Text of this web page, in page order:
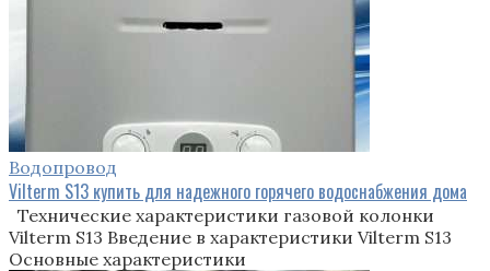
Водопровод
Vilterm S13 купить для надежного горячего водоснабжения дома
Технические характеристики газовой колонки
Vilterm S13 Введение в характеристики Vilterm S13
Основные характеристики